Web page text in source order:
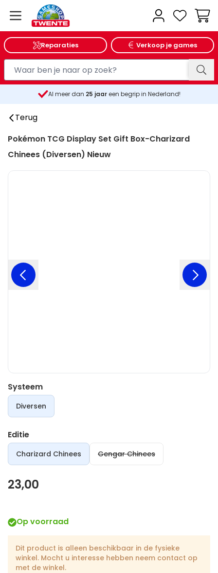
Reparaties Verkoop je games
Al meer dan 25 jaareen begrip in Nederland!
Terug
Pokémon TCG Display Set Gift Box-Charizard
Chinees (Diversen) Nieuw
Systeem
Diversen
Editie
Charizard Chinees Gengar Chinees
23,00
Op voorraad
Dit product is alleen beschikbaar in de fysieke
winkel. Mocht u interesse hebben neem contact op
met de winkel.